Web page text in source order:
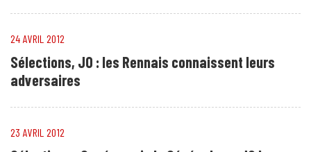
24 AVRIL 2012
Sélections, JO : les Rennais connaissent leurs
adversaires
23 AVRIL 2012